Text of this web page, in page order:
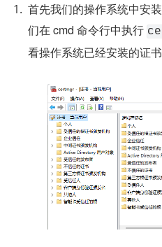
首先我们的操作系统中安
们在 cmd 命令行中执行
看操作系统已经安装的证书